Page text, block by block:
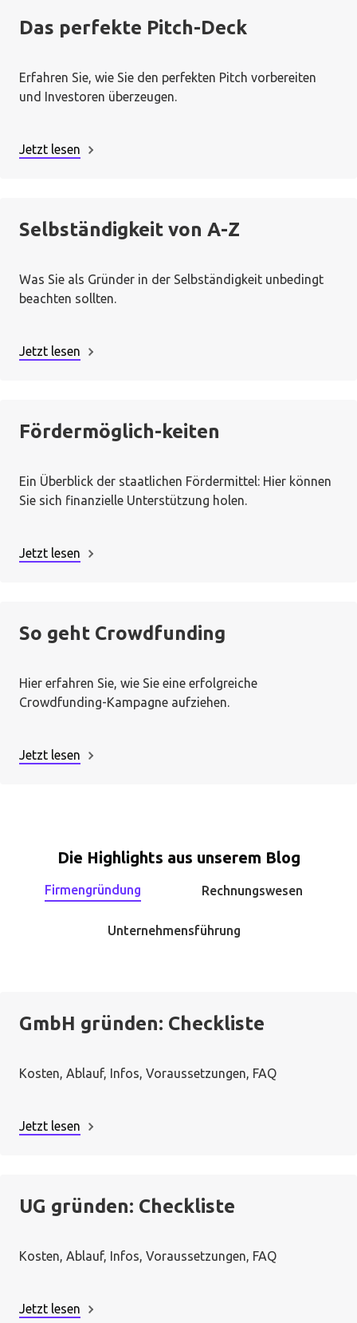
Das perfekte Pitch-Deck
Erfahren Sie, wie Sie den perfekten Pitch vorbereiten
und Investoren überzeugen.
Jetzt lesen
Selbständigkeit von A-Z
Was Sie als Gründer in der Selbständigkeit unbedingt
beachten sollten.
Jetzt lesen
Fördermöglich-keiten
Ein Überblick der staatlichen Fördermittel: Hier können
Sie sich finanzielle Unterstützung holen.
Jetzt lesen
So geht Crowdfunding
Hier erfahren Sie, wie Sie eine erfolgreiche
Crowdfunding-Kampagne aufziehen.
Jetzt lesen
Die Highlights aus unserem Blog
Firmengründung Rechnungswesen
Unternehmensführung
GmbH gründen: Checkliste
Kosten, Ablauf, Infos, Voraussetzungen, FAQ
Jetzt lesen
UG gründen: Checkliste
Kosten, Ablauf, Infos, Voraussetzungen, FAQ
Jetzt lesen